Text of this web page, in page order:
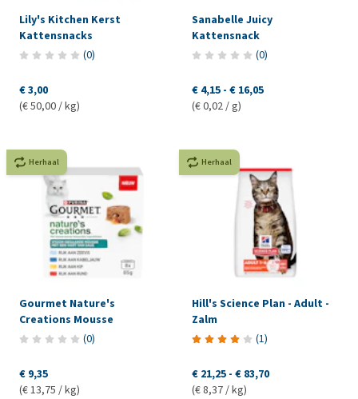
Lily's Kitchen Kerst
Kattensnacks
(0)
€ 3,00
(€ 50,00 / kg)
Sanabelle Juicy
Kattensnack
(0)
€ 4,15 - € 16,05
(€ 0,02 / g)
Herhaal
Gourmet Nature's
Creations Mousse
(0)
€ 9,35
(€ 13,75 / kg)
Herhaal
Hill's Science Plan - Adult -
Zalm
(1)
€ 21,25 - € 83,70
(€ 8,37 / kg)